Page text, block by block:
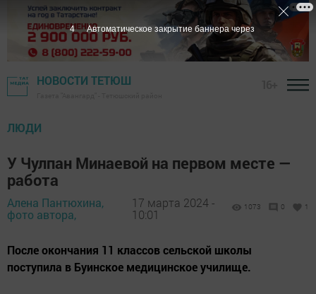
НОВОСТИ ТЕТЮШ
ЛЮДИ
У Чулпан Минаевой на первом месте —
работа
Алена Пантюхина,
фото автора,
17 марта 2024 -
10:01
1073 0 1
После окончания 11 классов сельской школы
поступила в Буинское медицинское училище.
3 Автоматическое закрытие баннера через